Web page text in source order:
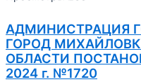
АДМИНИСТРАЦИЯ
ГОРОД
ОБЛАСТИ
2024 г. №1720